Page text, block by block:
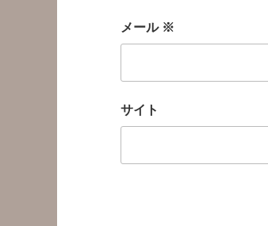
メール ※
サイト